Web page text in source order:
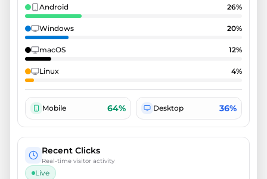
Android 26%
Windows 20%
macOS 12%
Linux 4%
Mobile 64% Desktop 36%
Recent Clicks
Real-time visitor activity
Live